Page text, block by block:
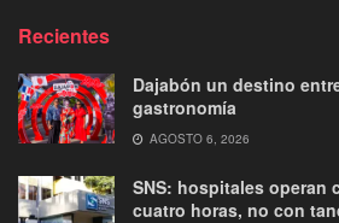
Recientes
Dajabón un destino
gastronomía
AGOSTO 6, 2026
SNS: hospitales operan
cuatro horas, no con